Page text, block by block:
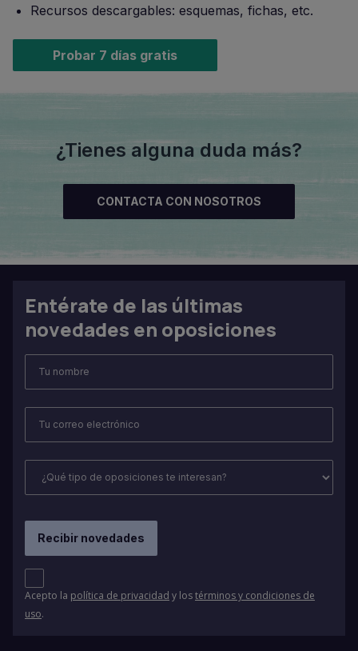
Recursos descargables: esquemas, fichas, etc.
Probar 7 días gratis
¿Tienes alguna duda más?
CONTACTA CON NOSOTROS
Entérate de las últimas
novedades en oposiciones
Acepto la política de privacidad y lostérminos y condiciones de
uso.